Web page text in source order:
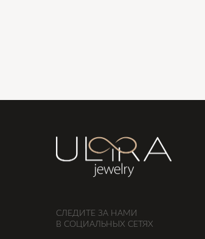
СЛЕДИТЕ ЗА НАМИ
В СОЦИАЛЬНЫХ СЕТЯХ